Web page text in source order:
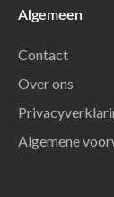
Algemeen
Contact
Over ons
Algemene